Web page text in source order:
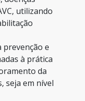
utilizando
prevenção e
à prática
da
seja em nível